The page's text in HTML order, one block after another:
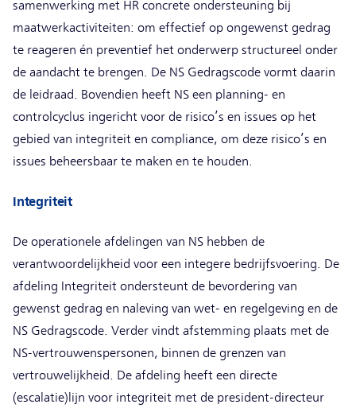
samenwerking met HR concrete ondersteuning bij
maatwerkactiviteiten: om effectief op ongewenst gedrag
te reageren én preventief het onderwerp structureel onder
de aandacht te brengen. De NS Gedragscode vormt daarin
de leidraad. Bovendien heeft NS een planning- en
controlcyclus ingericht voor de risico’s en issues op het
gebied van integriteit en compliance, om deze risico’s en
issues beheersbaar te maken en te houden.
Integriteit
De operationele afdelingen van NS hebben de
verantwoordelijkheid voor een integere bedrijfsvoering. De
afdeling Integriteit ondersteunt de bevordering van
gewenst gedrag en naleving van wet- en regelgeving en de
NS Gedragscode. Verder vindt afstemming plaats met de
NS-vertrouwenspersonen, binnen de grenzen van
vertrouwelijkheid. De afdeling heeft een directe
(escalatie)lijn voor integriteit met de president-directeur